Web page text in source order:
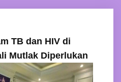
TB dan HIV di
Mutlak Diperlukan